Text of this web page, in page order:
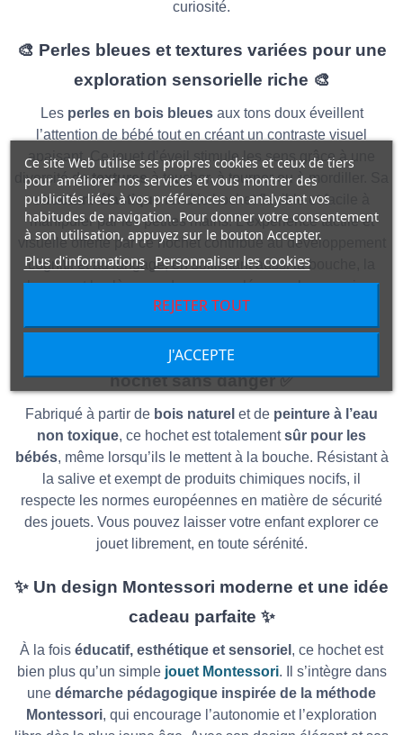
Ce site Web utilise ses propres cookies et ceux de tiers
pour améliorer nos services et vous montrer des
publicités liées à vos préférences en analysant vos
habitudes de navigation. Pour donner votre consentement
à son utilisation, appuyez sur le bouton Accepter.
Plus d'informations Personnaliser les cookies
REJETER TOUT
J'ACCEPTE
curiosité.
🎨 Perles bleues et textures variées pour une
exploration sensorielle riche 🎨
Les perles en bois bleuesaux tons doux éveillent
l’attention de bébé tout en créant un contraste visuel
apaisant. Ce jouet d’éveil stimule les sens grâce à une
diversité detexturesà toucher, à tourner ou à mordiller. Sa
structure élastiquerend le hochet flexible et facile à
manipuler par les petites mains.L’expérience tactile et
visuelle offerte par ce hochet contribue au développement
cognitif et au langage, en sollicitant aussi la bouche, la
langue et les lèvres – des zones clés pour les premiers
apprentissages.
Sécurité maximale pour votre bébé : un
hochet sans danger✅
Fabriqué à partir de bois naturel et de peinture à l’eau
non toxique, ce hochet est totalementsûr pour les
bébés, même lorsqu’ils le mettent à la bouche. Résistant à
la salive et exempt de produits chimiques nocifs, il
respecte les normes européennes en matière de sécurité
des jouets. Vous pouvez laisser votre enfant explorer ce
jouet librement, en toute sérénité.
✨ Un design Montessori moderne et une idée
cadeau parfaite ✨
À la fois éducatif, esthétique et sensoriel , ce hochet est
bien plus qu’un simple jouet Montessori. Il s’intègre dans
une démarche pédagogique inspirée de la méthode
Montessori, qui encourage l’autonomie et l’exploration